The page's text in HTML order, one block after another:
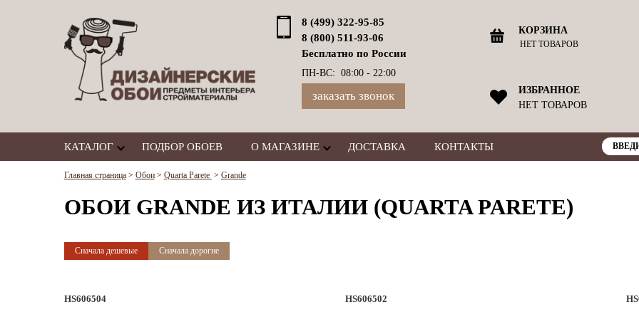
8 (499) 322-95-85
8 (800) 511-93-06
Бесплатно по России
ПН-ВС: 08:00 - 22:00
заказать звонок
КОРЗИНА
НЕТ ТОВАРОВ
ИЗБРАННОЕ
НЕТ ТОВАРОВ
КАТАЛОГ ПОДБОР ОБОЕВ О МАГАЗИНЕ ДОСТАВКА КОНТАКТЫ
Главная страница> Обои> Quarta Parete > Grande
ОБОИ GRANDE ИЗ ИТАЛИИ (QUARTA PARETE)
Сначала дешевые Сначала дорогие
HS606504 HS606502